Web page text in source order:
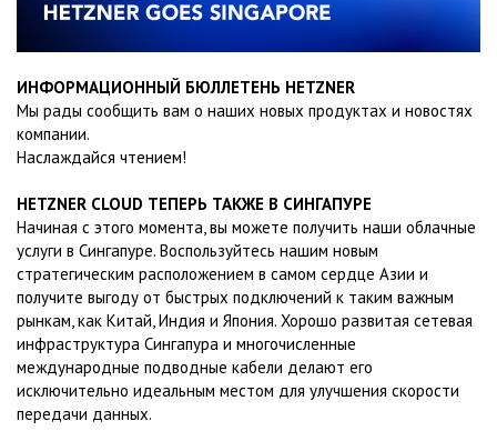
ИНФОРМАЦИОННЫЙ БЮЛЛЕТЕНЬ HETZNER
Мы рады сообщить вам о наших новых продуктах и новостях
компании.
Наслаждайся чтением!
HETZNER CLOUD ТЕПЕРЬ ТАКЖЕ В СИНГАПУРЕ
Начиная с этого момента, вы можете получить наши облачные
услуги в Сингапуре. Воспользуйтесь нашим новым
стратегическим расположением в самом сердце Азии и
получите выгоду от быстрых подключений к таким важным
рынкам, как Китай, Индия и Япония. Хорошо развитая сетевая
инфраструктура Сингапура и многочисленные
международные подводные кабели делают его
исключительно идеальным местом для улучшения скорости
передачи данных.